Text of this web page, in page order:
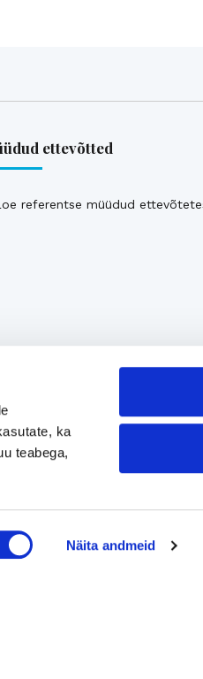
ka
teabega,
Näita andmeid
ettevõtted
referentse müüdud
Jätke